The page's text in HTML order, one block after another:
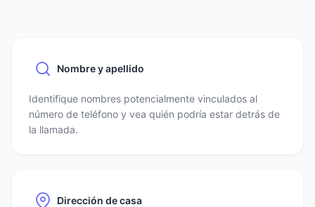
Nombre y apellido
Identifique nombres potencialmente vinculados al
número de teléfono y vea quién podría estar detrás de
la llamada.
Dirección de casa